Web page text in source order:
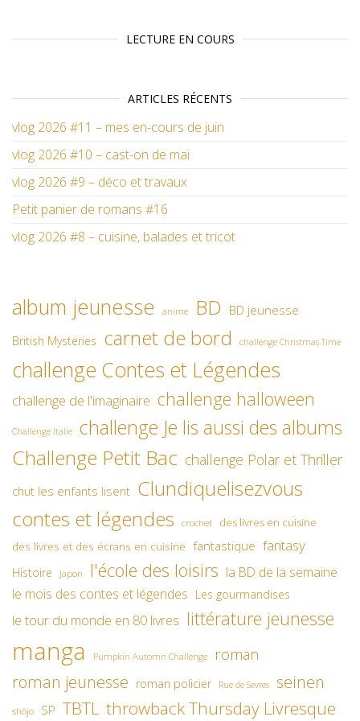
LECTURE EN COURS
ARTICLES RÉCENTS
vlog 2026 #11 – mes en-cours de juin
vlog 2026 #10 – cast-on de mai
vlog 2026 #9 – déco et travaux
Petit panier de romans #16
vlog 2026 #8 – cuisine, balades et tricot
album jeunesse anime BD BD jeunesse
British Mysteries carnet de bord challenge Christmas Time
challenge Contes et Légendes
challenge de l'imaginaire challenge halloween
Challenge Italie challenge Je lis aussi des albums
Challenge Petit Bac challenge Polar et Thriller
chut les enfants lisent Clundiquelisezvous
contes et légendes
crochet
des livres en cuisine
des livres et des écrans en cuisine fantastique fantasy
Histoire Japon l'école des loisirs la BD de la semaine
le mois des contes et légendes Les gourmandises
le tour du monde en 80 livres littérature jeunesse
manga Pumpkin Automn Challenge roman
roman jeunesse roman policier Rue de Sevres seinen
shôjo SP TBTL throwback Thursday Livresque